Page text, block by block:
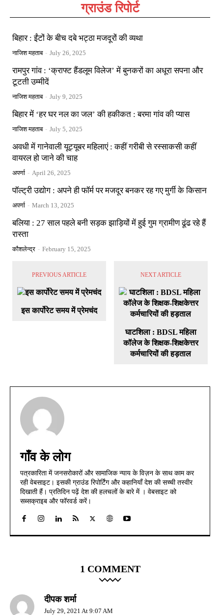
ग्राउंड रिपोर्ट
बिहार : ईंटों के बीच दबे भट्ठा मजदूरों की व्यथा
नाजिश महताब - July 26, 2025
रामपुर गांव : ‘क्राफ्ट हैंडलूम विलेज’ में बुनकरों का अधूरा सपना और
टूटती उम्मीदें
नाजिश महताब - July 9, 2025
बिहार में ‘हर घर नल का जल’ की हकीकत : बरमा गांव की प्यास
नाजिश महताब - July 5, 2025
अवधी में गानेवाली यूट्यूबर महिलाएं : कहीं गरीबी से रस्साकसी कहीं
वायरल हो जाने की चाह
अपर्णा - April 26, 2025
पॉल्ट्री उद्योग : अपने ही फॉर्म पर मजदूर बनकर रह गए मुर्गी के किसान
अपर्णा - March 13, 2025
बलिया : 27 साल पहले बनी सड़क झाड़ियों में हुई गुम ग्रामीण ढूंढ रहे हैं
रास्ता
कौशलेन्द्र - February 15, 2025
PREVIOUS ARTICLE
इस कार्पोरेट समय में प्रेमचंद
NEXT ARTICLE
घाटशिला : BDSL महिला
कॉलेज के शिक्षक-शिक्षकेत्तर
कर्मचारियों की हड़ताल
गाँव के लोग
पत्रकारिता में जनसरोकारों और सामाजिक न्याय के विज़न के साथ काम कर
रही वेबसाइट। इसकी ग्राउंड रिपोर्टिंग और कहानियाँ देश की सच्ची तस्वीर
दिखाती हैं। प्रतिदिन पढ़ें देश की हलचलों के बारे में । वेबसाइट को
सब्सक्राइब और फॉरवर्ड करें।
1 COMMENT
दीपक शर्मा
July 29, 2021 At 9:07 AM